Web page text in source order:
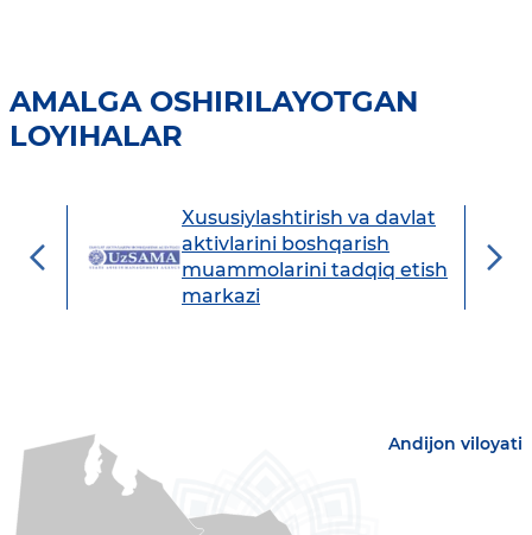
AMALGA OSHIRILAYOTGAN
LOYIHALAR
Xususiylashtirish va davlat
aktivlarini boshqarish
muammolarini tadqiq etish
markazi
Andijon viloyati